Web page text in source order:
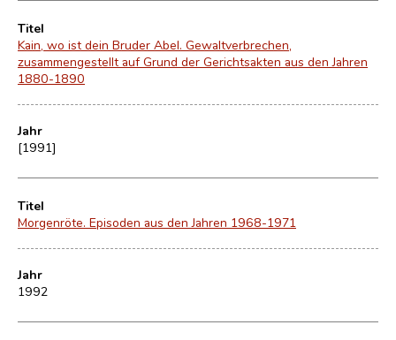
Titel
Kain, wo ist dein Bruder Abel. Gewaltverbrechen,
zusammengestellt auf Grund der Gerichtsakten aus den Jahren
1880-1890
Jahr
[1991]
Titel
Morgenröte. Episoden aus den Jahren 1968-1971
Jahr
1992